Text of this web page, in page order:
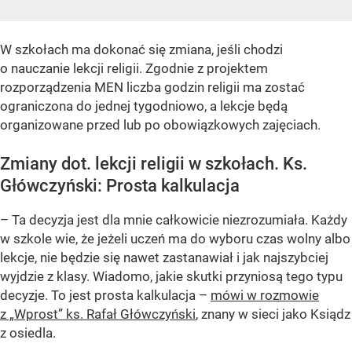
W szkołach ma dokonać się zmiana, jeśli chodzi
o nauczanie lekcji religii. Zgodnie z projektem
rozporządzenia MEN liczba godzin religii ma zostać
ograniczona do jednej tygodniowo, a lekcje będą
organizowane przed lub po obowiązkowych zajęciach.
Zmiany dot. lekcji religii w szkołach. Ks.
Główczyński: Prosta kalkulacja
– Ta decyzja jest dla mnie całkowicie niezrozumiała. Każdy
w szkole wie, że jeżeli uczeń ma do wyboru czas wolny albo
lekcje, nie będzie się nawet zastanawiał i jak najszybciej
wyjdzie z klasy. Wiadomo, jakie skutki przyniosą tego typu
decyzje. To jest prosta kalkulacja – mówi w rozmowie
z „Wprost” ks. Rafał Główczyński, znany w sieci jako Ksiądz
z osiedla.